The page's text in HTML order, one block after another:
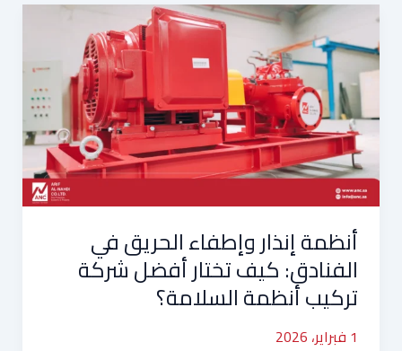
أنظمة إنذار وإطفاء الحريق في
الفنادق: كيف تختار أفضل شركة
تركيب أنظمة السلامة؟
1 فبراير، 2026
أنظمة
إنذار
وإطفاء
الحريق
في
الفنادق:
كيف
تختار
أفضل
تركيب
أنظمة
السلامة؟